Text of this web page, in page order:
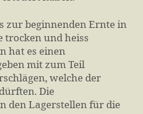
zur beginnenden Ernte in
trocken und heiss
hat es einen
mit zum Teil
welche der
Die
den Lagerstellen für die